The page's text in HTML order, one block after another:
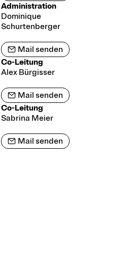
Administration
Dominique
Schurtenberger
Mail senden
Co-Leitung
Alex Bürgisser
Mail senden
Co-Leitung
Sabrina Meier
Mail senden